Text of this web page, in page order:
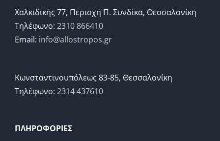
Χαλκιδικής 77, Περιοχή Π. Συνδίκα, Θεσσαλονίκη
Τηλέφωνο: 2310 866410
Email: info@allostropos.gr
Κωνσταντινουπόλεως 83-85, Θεσσαλονίκη
Τηλέφωνο: 2314 437610
ΠΛΗΡΟΦΟΡΙΕΣ